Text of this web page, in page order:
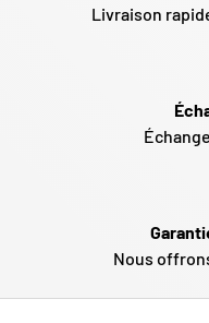
Livraison
Nous